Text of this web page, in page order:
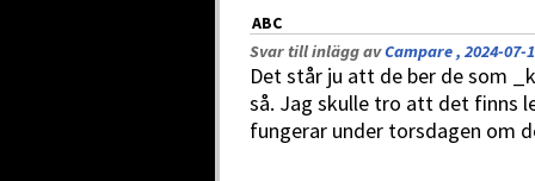
ABC
Svar till inlägg avCampare , 2024-07-
Det står ju att de ber de som
så. Jag skulle tro att det finns
fungerar under torsdagen om